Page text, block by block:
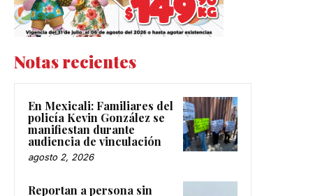
Notas recientes
En Mexicali: Familiares del
policía Kevin González se
manifiestan durante
audiencia de vinculación
agosto 2, 2026
Reportan a persona sin